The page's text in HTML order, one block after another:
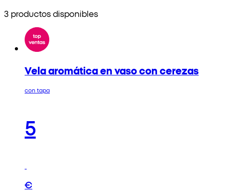
3 productos disponibles
Vela aromática en vaso con cerezas
con tapa
5
€